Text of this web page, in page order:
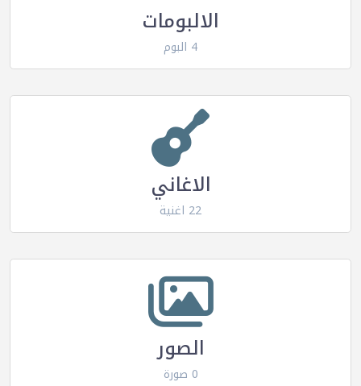
الالبومات
4 البوم
الاغاني
22 اغنية
الصور
0 صورة